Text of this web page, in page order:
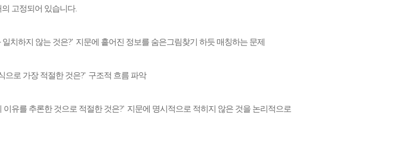
의 고정되어 있습니다.
일치하지 않는 것은?' 지문에 흩어진 정보를 숨은그림찾기 하듯 매칭하는 문제
으로 가장 적절한 것은?' 구조적 흐름 파악
이유를 추론한 것으로 적절한 것은?' 지문에 명시적으로 적히지 않은 것을 논리적으로